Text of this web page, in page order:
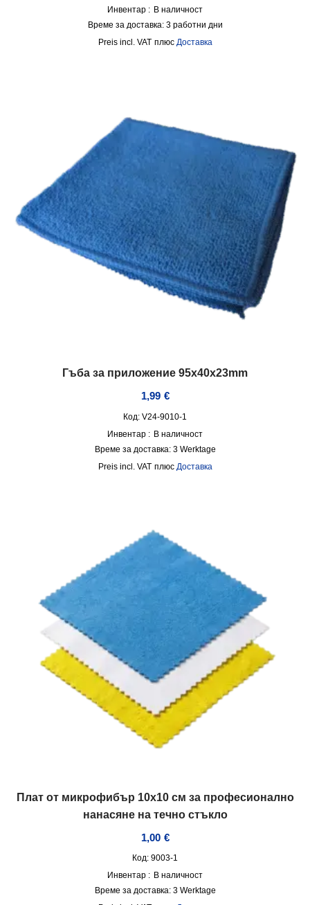
Инвентар : В наличност
Време за доставка: 3 работни дни
incl. VAT плюс Доставка
Гъба за приложение 95x40x23mm
1,99 €
Код: V24-9010-1
Инвентар : В наличност
Време за доставка: 3 Werktage
incl. VAT плюс Доставка
Плат от микрофибър 10х10 см за професионално
нанасяне на течно стъкло
1,00 €
Код: 9003-1
Инвентар : В наличност
Време за доставка: 3 Werktage